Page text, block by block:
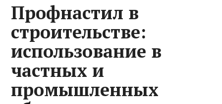
Профнастил в
строительстве:
использование в
частных и
промышленных